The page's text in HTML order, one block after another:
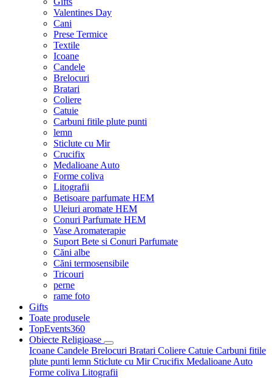
Valentines Day
Cani
Prese Termice
Textile
Icoane
Candele
Brelocuri
Bratari
Coliere
Catuie
Carbuni fitile plute punti
lemn
Sticlute cu Mir
Crucifix
Medalioane Auto
Forme coliva
Litografii
Betisoare parfumate HEM
Uleiuri aromate HEM
Conuri Parfumate HEM
Vase Aromaterapie
Suport Bete si Conuri Parfumate
Căni albe
Căni termosensibile
Tricouri
perne
rame foto
Gifts
Toate produsele
TopEvents360
Obiecte Religioase
Icoane Candele Brelocuri Bratari Coliere Catuie Carbuni fitile
plute punti lemn Sticlute cu MirCrucifix Medalioane Auto
Forme coliva Litografii